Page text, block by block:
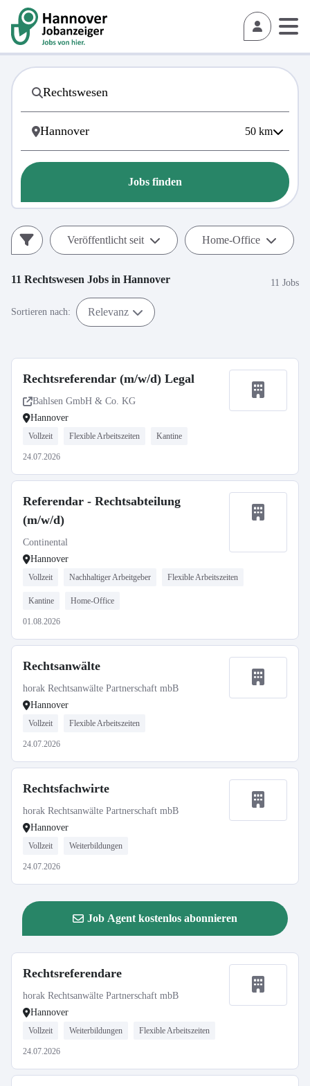
50 km
Jobs finden
Veröffentlicht seit Home-Office
11 Rechtswesen Jobs in Hannover 11 Jobs
Sortieren nach: Relevanz
Rechtsreferendar (m/w/d) Legal
Bahlsen GmbH & Co. KG
Hannover
Vollzeit Flexible Arbeitszeiten Kantine
24.07.2026
Referendar - Rechtsabteilung
(m/w/d)
Continental
Hannover
Vollzeit Nachhaltiger Arbeitgeber Flexible Arbeitszeiten
Kantine Home-Office
01.08.2026
Rechtsanwälte
horak Rechtsanwälte Partnerschaft mbB
Hannover
Vollzeit Flexible Arbeitszeiten
24.07.2026
Rechtsfachwirte
horak Rechtsanwälte Partnerschaft mbB
Hannover
Vollzeit Weiterbildungen
24.07.2026
Job Agent kostenlos abonnieren
Rechtsreferendare
horak Rechtsanwälte Partnerschaft mbB
Hannover
Vollzeit Weiterbildungen Flexible Arbeitszeiten
24.07.2026